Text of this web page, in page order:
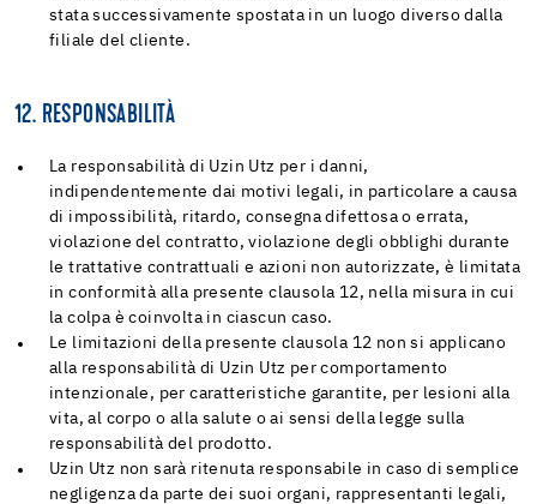
stata successivamente spostata in un luogo diverso dalla
filiale del cliente.
12. RESPONSABILITÀ
La responsabilità di Uzin Utz per i danni,
indipendentemente dai motivi legali, in particolare a causa
di impossibilità, ritardo, consegna difettosa o errata,
violazione del contratto, violazione degli obblighi durante
le trattative contrattuali e azioni non autorizzate, è limitata
in conformità alla presente clausola 12, nella misura in cui
la colpa è coinvolta in ciascun caso.
Le limitazioni della presente clausola 12 non si applicano
alla responsabilità di Uzin Utz per comportamento
intenzionale, per caratteristiche garantite, per lesioni alla
vita, al corpo o alla salute o ai sensi della legge sulla
responsabilità del prodotto.
Uzin Utz non sarà ritenuta responsabile in caso di semplice
negligenza da parte dei suoi organi, rappresentanti legali,